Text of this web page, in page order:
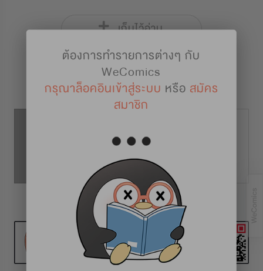
เก็บไว้อ่าน
รายละเอียดการ์ตูน
ตอนที่ 67
ต้องการทำรายการต่างๆ กับ
WeComics
กรุณาล็อคอินเข้าสู่ระบบ หรือ สมัคร
สมาชิก